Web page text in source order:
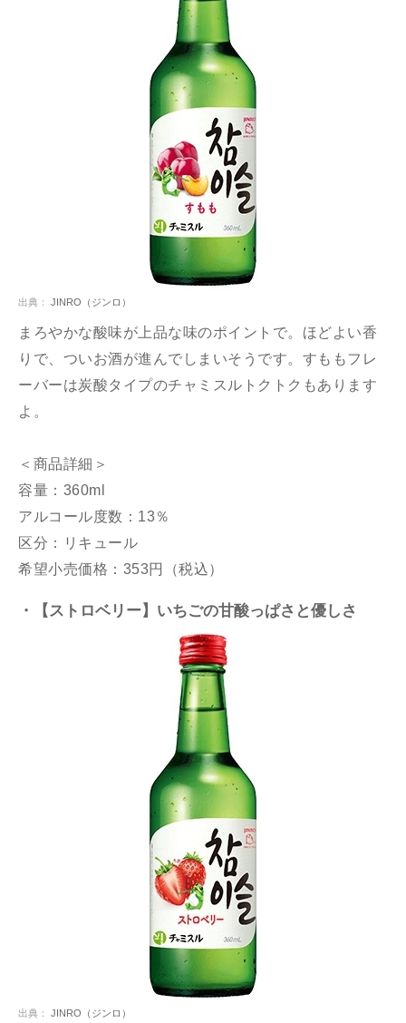
出典： JINRO（ジンロ）
まろやかな酸味が上品な味のポイントで。ほどよい香
りで、ついお酒が進んでしまいそうです。すももフレ
ーバーは炭酸タイプのチャミスルトクトクもあります
よ。
＜商品詳細＞
容量：360ml
アルコール度数：13％
区分：リキュール
希望小売価格：353円（税込）
・【ストロベリー】いちごの甘酸っぱさと優しさ
出典： JINRO（ジンロ）